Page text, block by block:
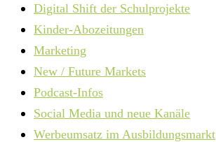
Digital Shift der Schulprojekte
Kinder-Abozeitungen
Marketing
New / Future Markets
Podcast-Infos
Social Media und neue Kanäle
Werbeumsatz im Ausbildungsmarkt